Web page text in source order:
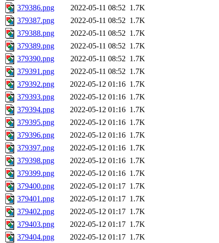
379386.png
2022-05-11 08:52 1.7K
379387.png
2022-05-11 08:52 1.7K
379388.png
2022-05-11 08:52 1.7K
379389.png
2022-05-11 08:52 1.7K
379390.png
2022-05-11 08:52 1.7K
379391.png
2022-05-11 08:52 1.7K
379392.png
2022-05-12 01:16 1.7K
379393.png
2022-05-12 01:16 1.7K
379394.png
2022-05-12 01:16 1.7K
379395.png
2022-05-12 01:16 1.7K
379396.png
2022-05-12 01:16 1.7K
379397.png
2022-05-12 01:16 1.7K
379398.png
2022-05-12 01:16 1.7K
379399.png
2022-05-12 01:16 1.7K
379400.png
2022-05-12 01:17 1.7K
379401.png
2022-05-12 01:17 1.7K
379402.png
2022-05-12 01:17 1.7K
379403.png
2022-05-12 01:17 1.7K
379404.png
2022-05-12 01:17 1.7K